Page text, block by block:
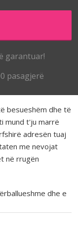
garantuar!
pasagjerë
besueshëm dhe të
mund t'ju marrë
adresën tuaj
me nevojat
në rrugën
dhe e